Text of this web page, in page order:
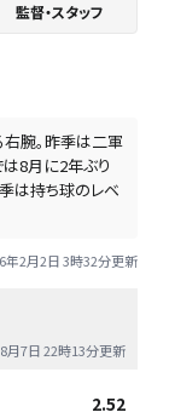
監督・スタッフ
右腕。昨季は二軍
8月に2年ぶり
は持ち球のレベ
年2月2日 3時32分更新
月7日 22時13分更新
2.52